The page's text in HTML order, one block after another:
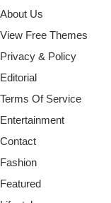
About Us
View Free Themes
Privacy & Policy
Editorial
Terms Of Service
Entertainment
Contact
Fashion
Featured